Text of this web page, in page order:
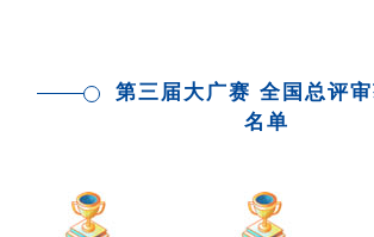
第三届大广赛 全国总评
名单